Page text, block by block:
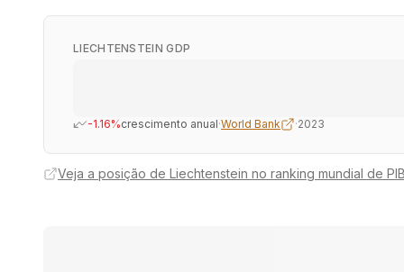
LIECHTENSTEIN GDP
-1.16%crescimento anual·World Bank ·2023
Veja a posição de Liechtenstein no ranking mundial de